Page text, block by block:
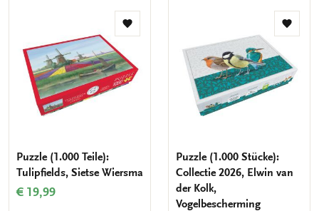
Zur
Puzzle (1.000 Teile):
Tulipfields, Sietse Wiersma
€ 19,99
Zur
Puzzle (1.000 Stücke):
Collectie 2026, Elwin van
der Kolk,
Vogelbescherming